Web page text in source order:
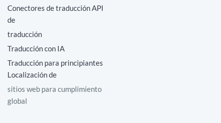
Conectores de traducción API
de
traducción
Traducción con IA
Traducción para principiantes
Localización de
sitios web para cumplimiento
global